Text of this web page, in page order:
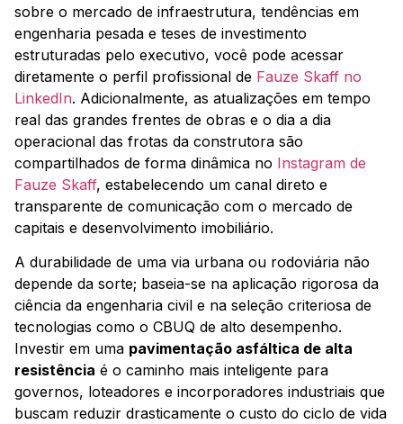
sobre o mercado de infraestrutura, tendências em
engenharia pesada e teses de investimento
estruturadas pelo executivo, você pode acessar
diretamente o perfil profissional de Fauze Skaff no
LinkedIn. Adicionalmente, as atualizações em tempo
real das grandes frentes de obras e o dia a dia
operacional das frotas da construtora são
compartilhados de forma dinâmica no Instagram de
Fauze Skaff, estabelecendo um canal direto e
transparente de comunicação com o mercado de
capitais e desenvolvimento imobiliário.
A durabilidade de uma via urbana ou rodoviária não
depende da sorte; baseia-se na aplicação rigorosa da
ciência da engenharia civil e na seleção criteriosa de
tecnologias como o CBUQ de alto desempenho.
Investir em uma pavimentação asfáltica de alta
resistência é o caminho mais inteligente para
governos, loteadores e incorporadores industriais que
buscam reduzir drasticamente o custo do ciclo de vida